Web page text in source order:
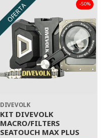
OFERTA -50%
DIVEVOLK
KIT DIVEVOLK
MACRO/FILTERS
SEATOUCH MAX PLUS